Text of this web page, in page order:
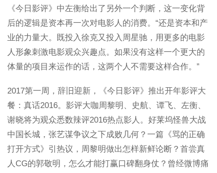
《今日影评》中左衡给出了另外一个判断，这一变化背
后的逻辑是资本再一次对电影人的消费。“还是资本和产
业的力量大。既投入徐克又投入周星驰，用更多的电影
人形象刺激电影观众兴趣点。如果没有这样一个更大的
体量的项目来运作的话，这两个人不需要这样合作。”
2017第一周，辞旧迎新，《今日影评》推出开年影评大
餐：真话2016。影评大咖周黎明、史航、谭飞、左衡、
谢晓将为观众悉数辣评2016热点影人。好莱坞怪兽大战
中国长城，张艺谋争议之下成败几何？一篇《骂的正确
打开方式》引热议，周黎明做出怎样新鲜论断？首尝真
人CG的郭敬明，怎么才能打赢口碑翻身仗？曾经微博痛